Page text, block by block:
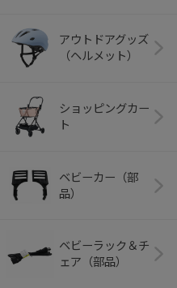
アウトドアグッズ
（ヘルメット）
ショッピングカー
ト
ベビーカー（部
品）
ベビーラック＆チ
ェア（部品）